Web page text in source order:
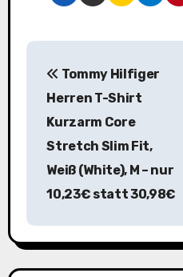
B
a
g
Tommy Hilfiger
Herren T-Shirt
Kurzarm Core
Stretch Slim Fit,
Weiß (White), M – nur
10,23€ statt 30,98€